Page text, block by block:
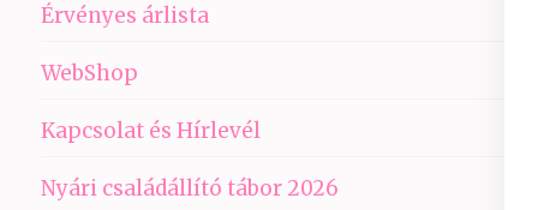
Érvényes árlista
WebShop
Kapcsolat és Hírlevél
Nyári családállító tábor 2026